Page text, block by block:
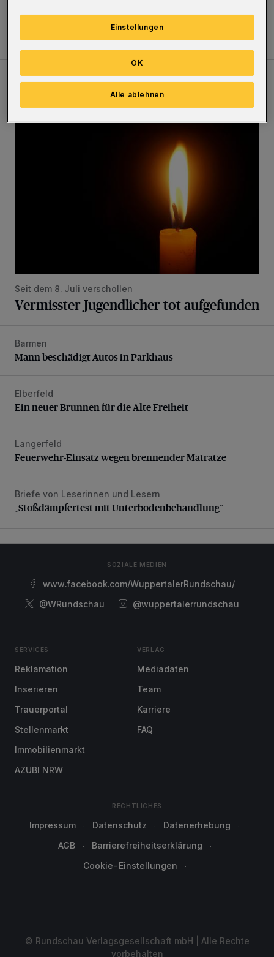
(Rundschau Verlagsgesellschaft)
Neueste Artikel
Seit dem 8. Juli verschollen
Vermisster Jugendlicher tot aufgefunden
Mann beschädigt Autos in Parkhaus
Barmen
Mann beschädigt Autos in Parkhaus
Ein neuer Brunnen für die Alte Freiheit
Elberfeld
Ein neuer Brunnen für die Alte Freiheit
Feuerwehr-Einsatz wegen brennender Matratze
Langerfeld
Feuerwehr-Einsatz wegen brennender Matratze
„Stoßdämpfertest mit Unterbodenbehandlung“
Briefe von Leserinnen und Lesern
„Stoßdämpfertest mit Unterbodenbehandlung“
SOZIALE MEDIEN
www.facebook.com/WuppertalerRundschau/
@WRundschau
@wuppertalerrundschau
SERVICES
Reklamation
Inserieren
Trauerportal
Stellenmarkt
Immobilienmarkt
AZUBI NRW
VERLAG
Mediadaten
Team
Karriere
FAQ
RECHTLICHES
Impressum Datenschutz
Datenerhebung
AGB
Barrierefreiheitserklärung
Cookie-Einstellungen
© Rundschau Verlagsgesellschaft mbH | Alle Rechte
vorbehalten
Einstellungen
Alle ablehnen
OK